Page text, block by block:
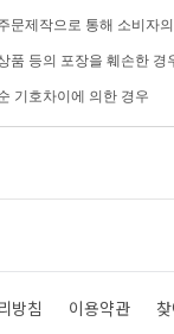
문제작으로 통해 소비자
품 등의 포장을 훼손한 경
기호차이에 의한 경우
방침 이용약관